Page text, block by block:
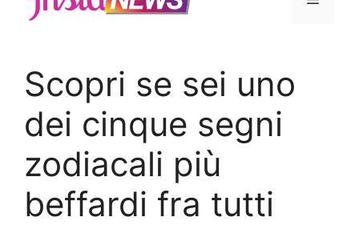
contenuto
Scopri se sei uno
dei cinque segni
zodiacali più
beffardi fra tutti